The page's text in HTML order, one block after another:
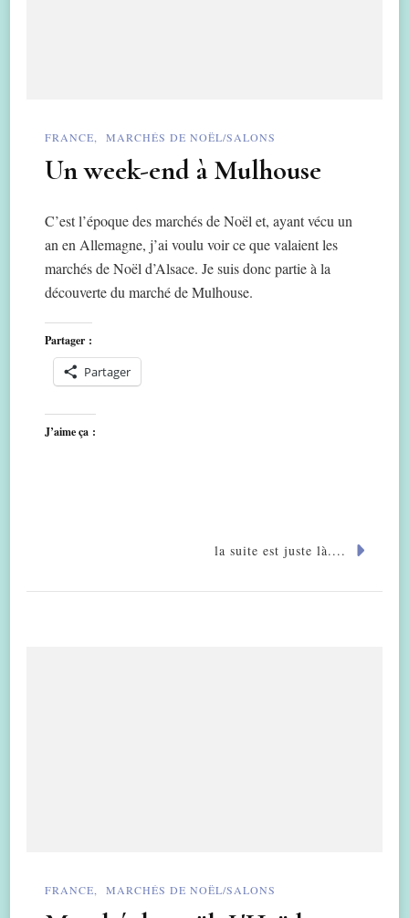
FRANCE MARCHÉS DE NOËL/SALONS
Un week-end à Mulhouse
C’est l’époque des marchés de Noël et, ayant vécu un
an en Allemagne, j’ai voulu voir ce que valaient les
marchés de Noël d’Alsace. Je suis donc partie à la
découverte du marché de Mulhouse.
Partager :
Partager
J’aime ça :
la suite est juste là....
FRANCE MARCHÉS DE NOËL/SALONS